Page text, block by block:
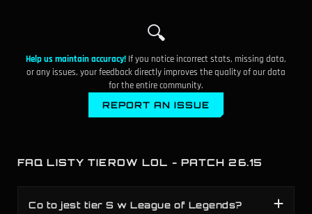
🔍
Help us maintain accuracy! If you notice incorrect stats, missing data,
or any issues, your feedback directly improves the quality of our data
for the entire community.
REPORT AN ISSUE
FAQ LISTY TIEROW LOL - PATCH 26.15
Co to jest tier S w League of Legends?